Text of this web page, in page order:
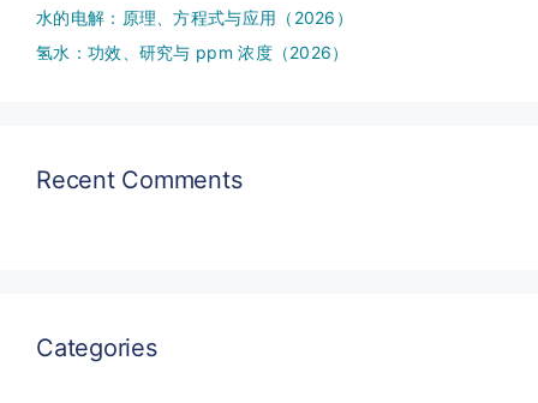
水的电解：原理、方程式与应用（2026）
氢水：功效、研究与 ppm 浓度（2026）
Recent Comments
Categories